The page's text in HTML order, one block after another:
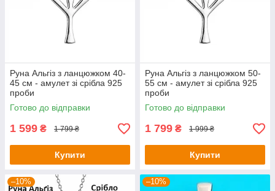
Руна Альгіз з ланцюжком 40-
45 см - амулет зі срібла 925
проби
Готово до відправки
1 599 ₴ 1 799 ₴
Купити
Руна Альгіз з ланцюжком 50-
55 см - амулет зі срібла 925
проби
Готово до відправки
1 799 ₴ 1 999 ₴
Купити
–10% –10%